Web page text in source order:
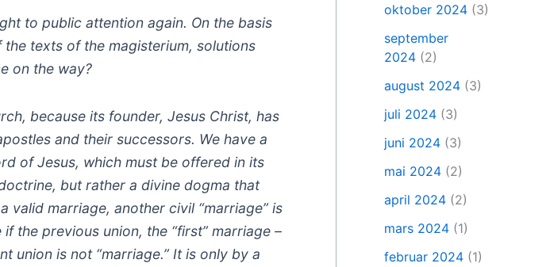
to public attention again. On the basis
texts of the magisterium, solutions
on the way?
because its founder, Jesus Christ, has
and their successors. We have a
of Jesus, which must be offered in its
but rather a divine dogma that
marriage, another civil “marriage” is
the previous union, the “first” marriage –
union is not “marriage.” It is only by a
oktober 2024 (3)
september
2024 (2)
august 2024 (3)
juli 2024 (3)
juni 2024 (3)
mai 2024 (2)
april 2024 (2)
mars 2024 (1)
februar 2024 (1)